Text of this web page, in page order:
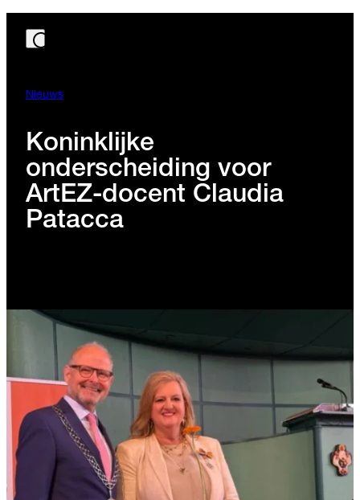
Nieuws
Koninklijke
onderscheiding voor
ArtEZ-docent Claudia
Patacca